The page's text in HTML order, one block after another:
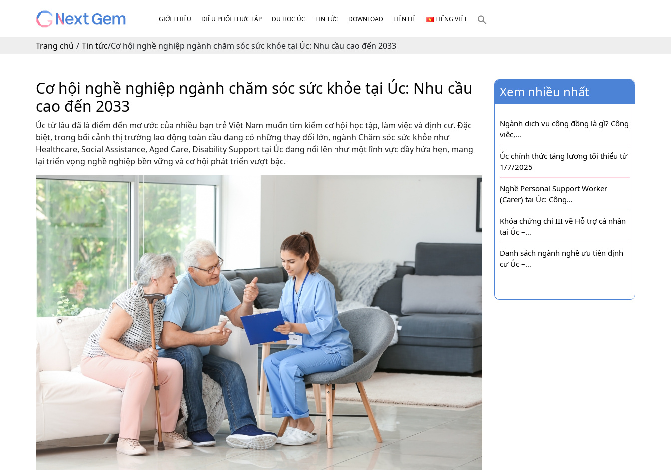
GIỚI THIỆU ĐIỀU PHỐI THỰC TẬP DU HỌC ÚC TIN TỨC DOWNLOAD LIÊN HỆ TIẾNG VIỆT
Trang chủ / Tin tức/Cơ hội nghề nghiệp ngành chăm sóc sức khỏe tại Úc: Nhu cầu cao đến 2033
Cơ hội nghề nghiệp ngành chăm sóc sức khỏe tại Úc: Nhu cầu
cao đến 2033
Úc từ lâu đã là điểm đến mơ ước của nhiều bạn trẻ Việt Nam muốn tìm kiếm cơ hội học tập, làm việc và định cư. Đặc
biệt, trong bối cảnh thị trường lao động toàn cầu đang có những thay đổi lớn, ngành Chăm sóc sức khỏenhư
Healthcare, Social Assistance, Aged Care, Disability Support tại Úc đang nổi lên như một lĩnh vực đầy hứa hẹn, mang
lại triển vọng nghề nghiệp bền vững và cơ hội phát triển vượt bậc.
Xem nhiều nhất
Ngành dịch vụ cộng đồng là gì? Công
việc,…
Úc chính thức tăng lương tối thiểu từ
1/7/2025
Nghề Personal Support Worker
(Carer) tại Úc: Công…
Khóa chứng chỉ III về Hỗ trợ cá nhân
tại Úc –…
Danh sách ngành nghề ưu tiên định
cư Úc –…